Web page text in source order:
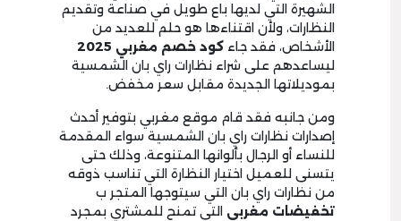
الشهيرة التي لديها باع طويل في صناعة وتقديم
النظارات، ولأن اقتناءها هو حلم للعديد من
الأشخاص، فقد جاء كود خصم مغربي 2025
ليساعدهم على شراء نظارات راي بان الشمسية
بموديلاتها الجديدة مقابل سعر مخفض.
ومن جانبه فقد قام موقع مغربي بتوفير أحدث
إصدارات نظارات راي بان الشمسية سواء المقدمة
للنساء أو الرجال بألوانها المتنوعة، وذلك حتى
يتسنى للعميل اختيار النظارة التي تناسب ذوقه
من نظارات راي بان التي سيتوجها المتجر ب
تخفيضات مغربي التي تمنح للمشتري بمجرد